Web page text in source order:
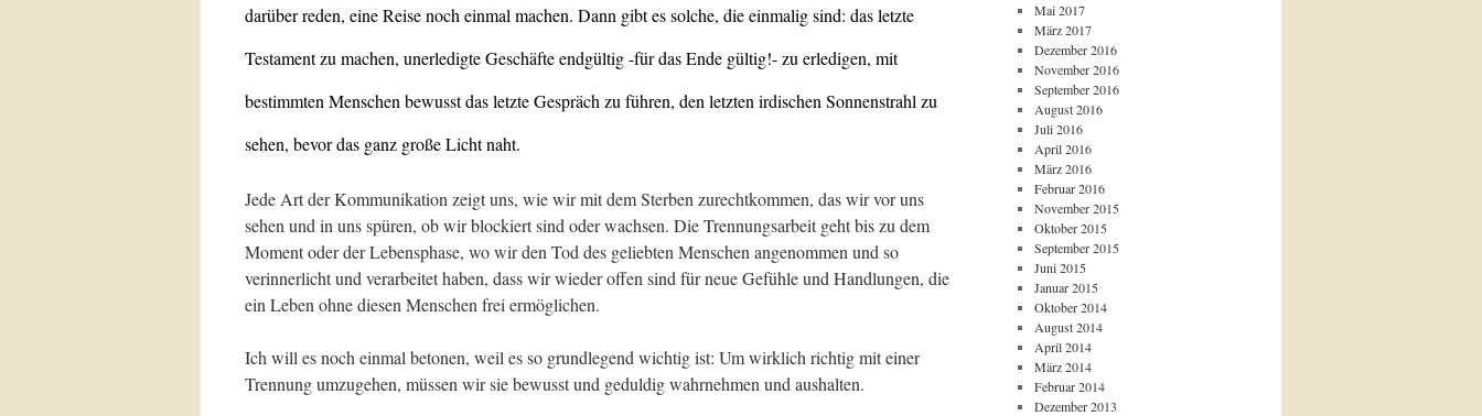
darüber reden, eine Reise noch einmal machen. Dann gibt es solche, die einmalig sind: das letzte
Testament zu machen, unerledigte Geschäfte endgültig -für das Ende gültig!- zu erledigen, mit
bestimmten Menschen bewusst das letzte Gespräch zu führen, den letzten irdischen Sonnenstrahl zu
sehen, bevor das ganz große Licht naht.
Jede Art der Kommunikation zeigt uns, wie wir mit dem Sterben zurechtkommen, das wir vor uns
sehen und in uns spüren, ob wir blockiert sind oder wachsen. Die Trennungsarbeit geht bis zu dem
Moment oder der Lebensphase, wo wir den Tod des geliebten Menschen angenommen und so
verinnerlicht und verarbeitet haben, dass wir wieder offen sind für neue Gefühle und Handlungen, die
ein Leben ohne diesen Menschen frei ermöglichen.
Ich will es noch einmal betonen, weil es so grundlegend wichtig ist: Um wirklich richtig mit einer
Trennung umzugehen, müssen wir sie bewusst und geduldig wahrnehmen und aushalten.
Mai 2017
März 2017
Dezember 2016
November 2016
September 2016
August 2016
Juli 2016
April 2016
März 2016
Februar 2016
November 2015
Oktober 2015
September 2015
Juni 2015
Januar 2015
Oktober 2014
August 2014
April 2014
März 2014
Februar 2014
Dezember 2013